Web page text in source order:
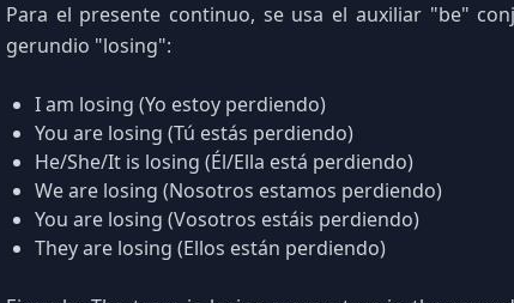
Para el presente continuo, se usa el auxiliar "be"
gerundio "losing":
I am losing (Yo estoy perdiendo)
You are losing (Tú estás perdiendo)
He/She/It is losing (Él/Ella está perdiendo)
We are losing (Nosotros estamos perdiendo)
You are losing (Vosotros estáis perdiendo)
They are losing (Ellos están perdiendo)